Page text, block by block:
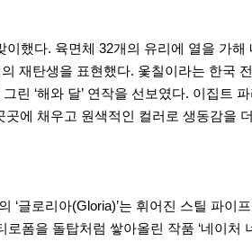
했다. 육면체 32개의 유리에 열을 가
재탄생을 표현했다. 옻칠이라는 한국
린 ‘해와 달’ 연작을 선보였다. 이집트
에 채우고 원색적인 컬러로 생동감을
글로리아(Gloria)’는 휘어진 스틸 파이
폼을 돌탑처럼 쌓아올린 작품 ‘네이처